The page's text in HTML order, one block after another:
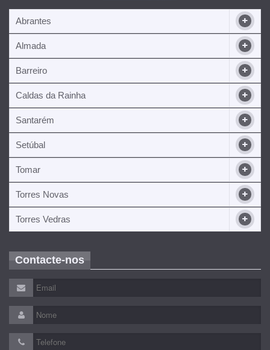
Abrantes
Almada
Barreiro
Caldas da Rainha
Santarém
Setúbal
Tomar
Torres Novas
Torres Vedras
Contacte-nos